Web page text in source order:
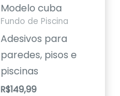
Modelo cuba
Fundo de Piscina
Adesivos para
paredes, pisos e
piscinas
R$149,99